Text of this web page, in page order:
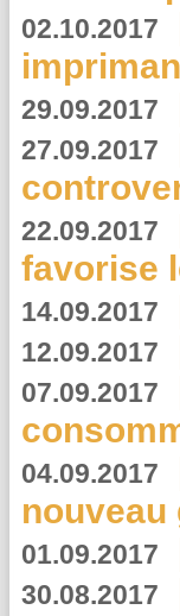
02.10.2017
29.09.2017
27.09.2017
22.09.2017
favorise
14.09.2017
12.09.2017
07.09.2017
04.09.2017
nouveau
01.09.2017
30.08.2017